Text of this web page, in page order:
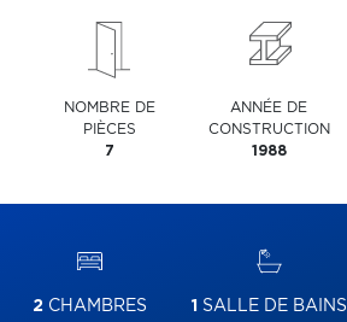
NOMBRE DE
PIÈCES
7
ANNÉE DE
CONSTRUCTION
1988
2 CHAMBRES 1 SALLE DE BAINS